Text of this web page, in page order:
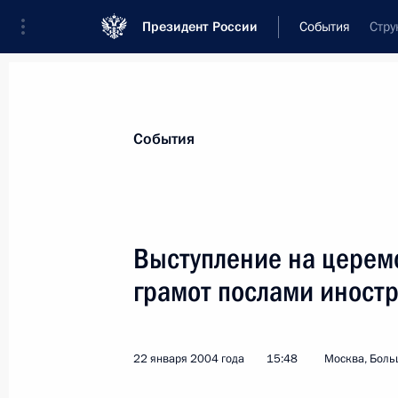
Президент России События
Новости
Послания Федеральному Собранию
Заявления по важнейшим вопросам
Речи и обращения
События
Выступление на
грамот послами
22 января 2004 года 15:48 Москва,